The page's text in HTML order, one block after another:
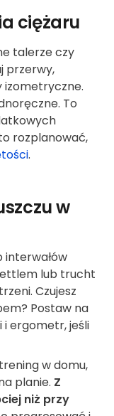
ciężaru
talerze czy
przerwy,
izometryczne.
To
rozplanować,
.
w
interwałów
lub trucht
Czujesz
Postaw na
i ergometr, jeśli
w domu,
planie. Z
niż przy